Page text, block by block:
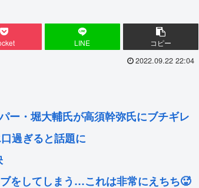
LINE コピー
2022.09.22 22:04
ー・堀大輔氏が高須幹弥氏にブチギレ
過ぎると話題に
をしてしまう…これは非常にえちち🥵